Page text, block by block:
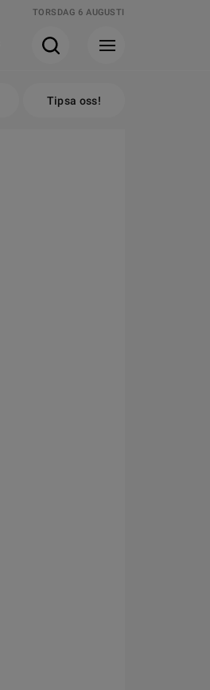
TORSDAG 6 AUGUSTI
Tipsa oss!